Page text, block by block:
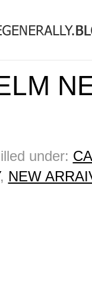
under:
, NEW